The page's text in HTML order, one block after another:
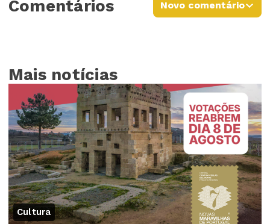
Comentários Novo comentário
Mais notícias
Cultura